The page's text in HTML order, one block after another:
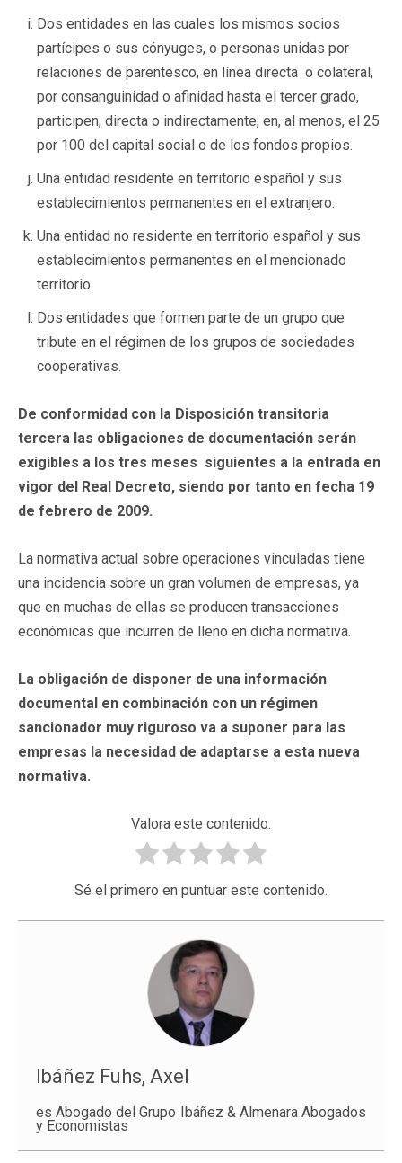
Dos entidades en las cuales los mismos socios
partícipes o sus cónyuges, o personas unidas por
relaciones de parentesco, en línea directa o colateral,
por consanguinidad o afinidad hasta el tercer grado,
participen, directa o indirectamente, en, al menos, el 25
por 100 del capital social o de los fondos propios.
Una entidad residente en territorio español y sus
establecimientos permanentes en el extranjero.
Una entidad no residente en territorio español y sus
establecimientos permanentes en el mencionado
territorio.
Dos entidades que formen parte de un grupo que
tribute en el régimen de los grupos de sociedades
cooperativas.
De conformidad con la Disposición transitoria
tercera las obligaciones de documentación serán
exigibles a los tres meses siguientes a la entrada en
vigor del Real Decreto, siendo por tanto en fecha 19
de febrero de 2009.
La normativa actual sobre operaciones vinculadas tiene
una incidencia sobre un gran volumen de empresas, ya
que en muchas de ellas se producen transacciones
económicas que incurren de lleno en dicha normativa.
La obligación de disponer de una información
documental en combinación con un régimen
sancionador muy riguroso va a suponer para las
empresas la necesidad de adaptarse a esta nueva
normativa.
Valora este contenido.
Sé el primero en puntuar este contenido.
Ibáñez Fuhs, Axel
es Abogado del Grupo Ibáñez & Almenara Abogados
y Economistas